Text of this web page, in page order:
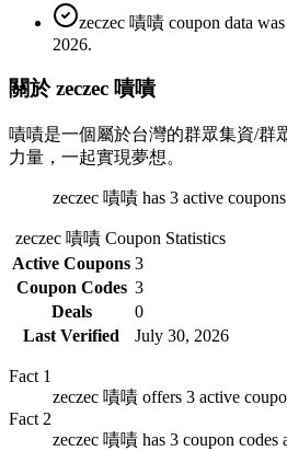
zeczec 嘖嘖 coupon data
2026.
關於 zeczec 嘖嘖
嘖嘖是一個屬於台灣的群眾集資/群
力量，一起實現夢想。
zeczec 嘖嘖 has 3 active
zeczec 嘖嘖 Coupon Statistics
Active Coupons 3
Coupon Codes 3
Deals
0
Last Verified
July 30, 2026
Fact 1
zeczec 嘖嘖 offers 3 active
Fact 2
zeczec 嘖嘖 has 3 coupon codes